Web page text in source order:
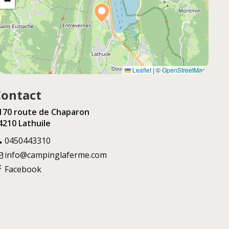
Leaflet | ©OpenStreetMap
route de Chaparon
Lathuile
0450443310
info@campinglaferme.com
Facebook